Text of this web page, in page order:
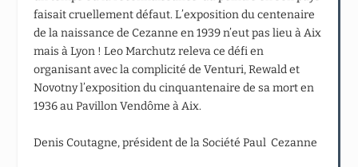
faisait cruellement défaut. L’exposition du centenaire
de la naissance de Cezanne en 1939 n’eut pas lieu à Aix
mais à Lyon ! Leo Marchutz releva ce défi en
organisant avec la complicité de Venturi, Rewald et
Novotny l’exposition du cinquantenaire de sa mort en
1936 au Pavillon Vendôme à Aix.
Denis Coutagne, président de la Société Paul Cezanne